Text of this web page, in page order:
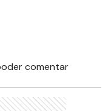
comentar